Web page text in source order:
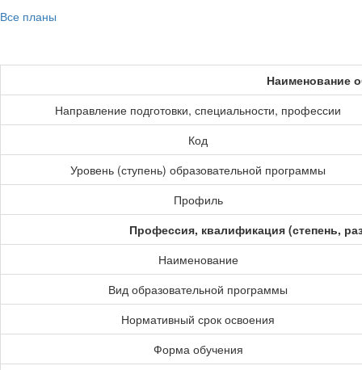
Все планы
Наименование
Направление подготовки, специальности, профессии
Код
Уровень (ступень) образовательной программы
Профиль
Профессия, квалификация (степень,
Наименование
Вид образовательной программы
Нормативный срок освоения
Форма обучения